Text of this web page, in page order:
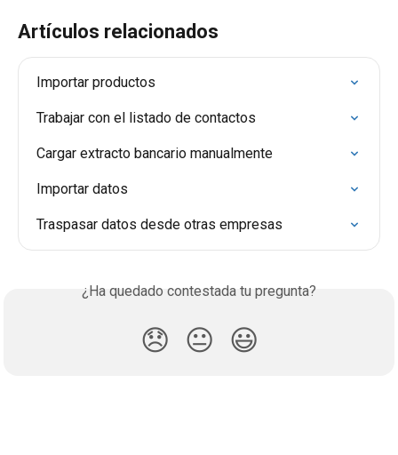
Artículos relacionados
Importar productos
Trabajar con el listado de contactos
Cargar extracto bancario manualmente
Importar datos
Traspasar datos desde otras empresas
¿Ha quedado contestada tu pregunta?
😞 😐 😃